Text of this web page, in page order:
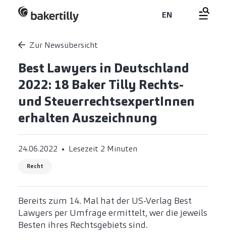
EN
Zur Newsübersicht
Best Lawyers in Deutschland
2022: 18 Baker Tilly Rechts-
und SteuerrechtsexpertInnen
erhalten Auszeichnung
24.06.2022 Lesezeit 2 Minuten
Recht
Bereits zum 14. Mal hat der US-Verlag Best
Lawyers per Umfrage ermittelt, wer die jeweils
Besten ihres Rechtsgebiets sind.